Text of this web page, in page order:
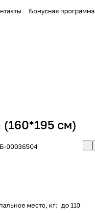
Бонусная программа
см)
00036504
место, кг: до 110